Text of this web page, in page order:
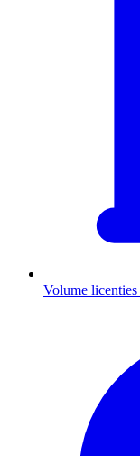
Volume licenties